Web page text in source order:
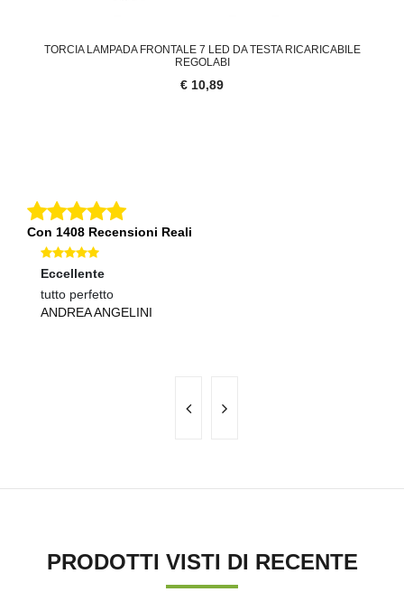
TORCIA LAMPADA FRONTALE 7 LED DA TESTA RICARICABILE
REGOLABI
€ 10,89
Con 1408 Recensioni Reali
Eccellente
tutto perfetto
ANDREA ANGELINI
PRODOTTI VISTI DI RECENTE